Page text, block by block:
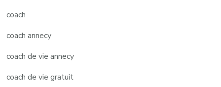
coach
coach annecy
coach de vie annecy
coach de vie gratuit